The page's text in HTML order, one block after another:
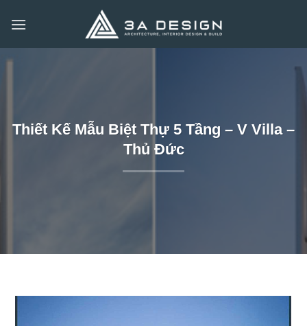
qua
dung
Thiết Kế Mẫu Biệt Thự 5 Tầng – V Villa –
Thủ Đức